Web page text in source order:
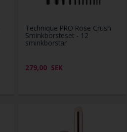
Technique PRO Rose Crush
Sminkborsteset - 12
sminkborstar
279,00 SEK